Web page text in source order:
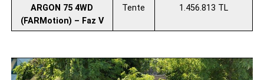
ARGON 75 4WD
(FARMotion) – Faz V
Tente 1.456.813 TL